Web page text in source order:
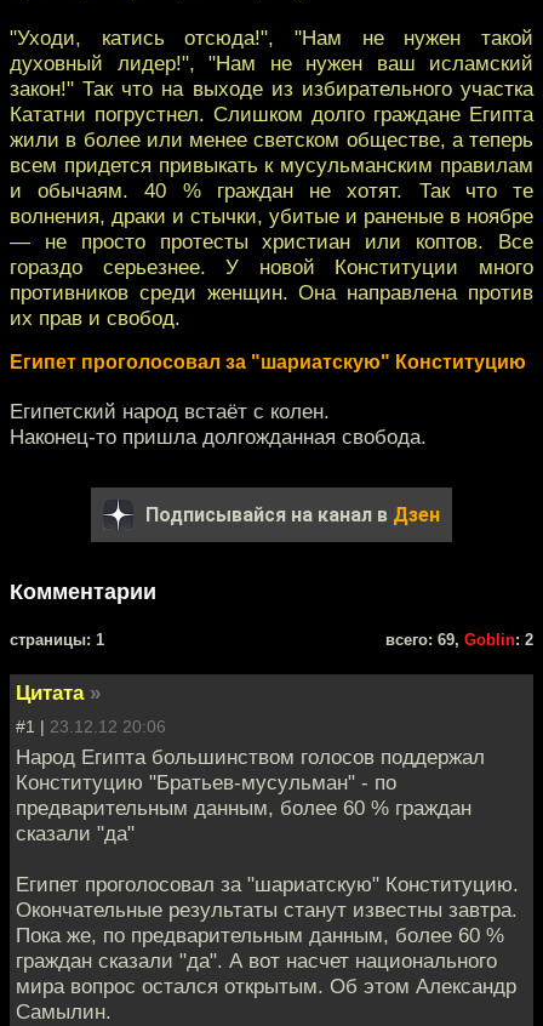
"Уходи, катись отсюда!", "Нам не нужен такой
духовный лидер!", "Нам не нужен ваш исламский
закон!" Так что на выходе из избирательного участка
Кататни погрустнел. Слишком долго граждане Египта
жили в более или менее светском обществе, а теперь
всем придется привыкать к мусульманским правилам
и обычаям. 40 % граждан не хотят. Так что те
волнения, драки и стычки, убитые и раненые в ноябре
— не просто протесты христиан или коптов. Все
гораздо серьезнее. У новой Конституции много
противников среди женщин. Она направлена против
их прав и свобод.
Египет проголосовал за "шариатскую" Конституцию
Египетский народ встаёт с колен.
Наконец-то пришла долгожданная свобода.
Подписывайся на канал в Дзен
Комментарии
cтраницы: 1 всего: 69, Goblin: 2
Цитата »
#1 | 23.12.12 20:06
Народ Египта большинством голосов поддержал
Конституцию "Братьев-мусульман" - по
предварительным данным, более 60 % граждан
сказали "да"
Египет проголосовал за "шариатскую" Конституцию.
Окончательные результаты станут известны завтра.
Пока же, по предварительным данным, более 60 %
граждан сказали "да". А вот насчет национального
мира вопрос остался открытым. Об этом Александр
Самылин.